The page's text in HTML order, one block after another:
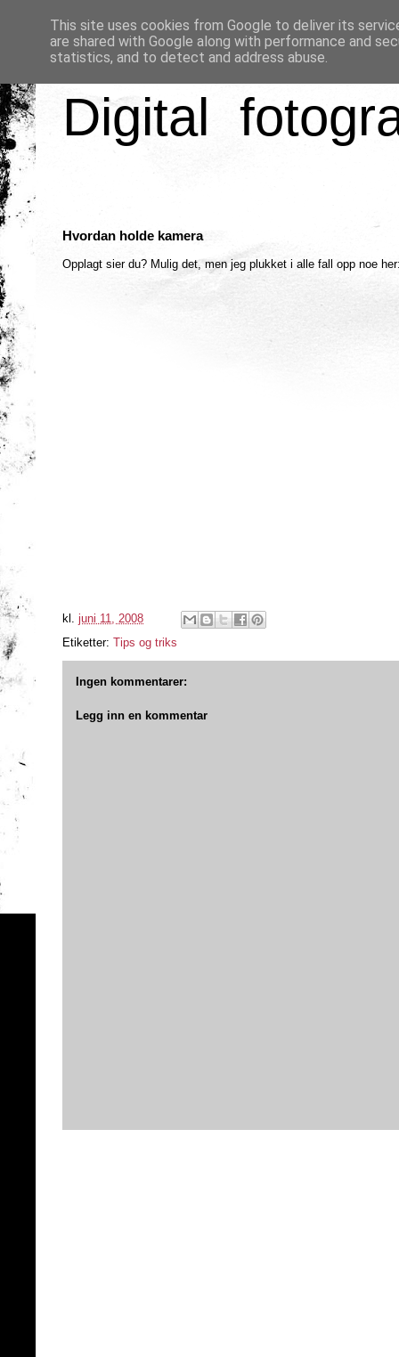
Digital
Hvordan holde kamera
Opplagt sier du? Mulig det, men jeg plukket i alle fall opp noe
kl. juni 11, 2008
Etiketter: Tips og triks
Ingen kommentarer:
Legg inn en kommentar
This site uses cookies from Google to deliver its
are shared with Google along with performance and
statistics, and to detect and address abuse.